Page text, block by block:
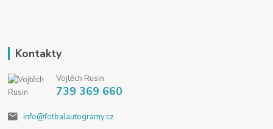
Kontakty
Vojtěch Rusin
739 369 660
info@fotbalautogramy.cz